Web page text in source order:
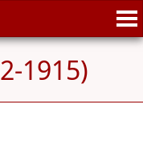
1915)